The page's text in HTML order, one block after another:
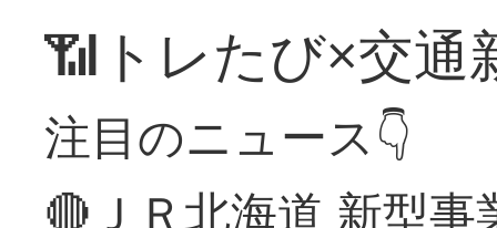
📶トレたび×交通
注目のニュース👇
🔴ＪＲ北海道 新型